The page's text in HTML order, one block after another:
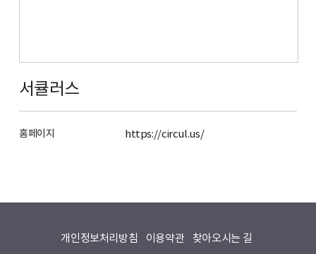
서큘러스
홈페이지 https://circul.us/
개인정보처리방침 이용약관 찾아오시는 길